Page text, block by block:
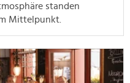
standen
Mittelpunkt.